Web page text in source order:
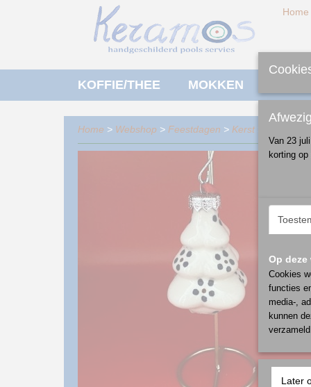
Home
KOFFIE/THEE MOKKEN
Home > Webshop > Feestdagen > Kerst
Afwezig
Van 23
korting
Op
Cookies
functies
media-,
kunnen
Later